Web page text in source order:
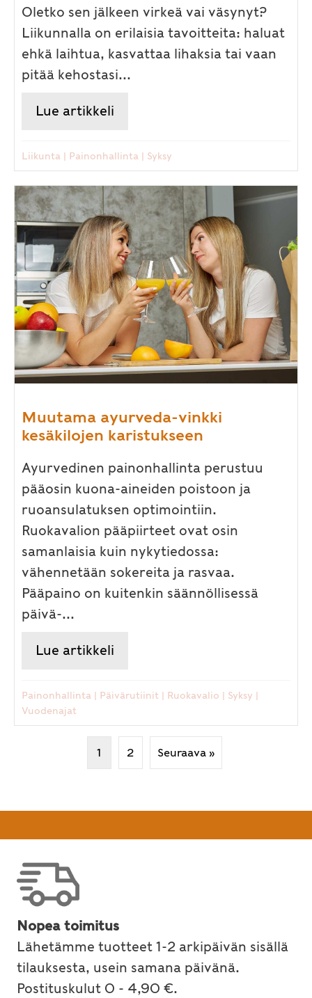
Oletko sen jälkeen virkeä vai väsynyt?
Liikunnalla on erilaisia tavoitteita: haluat
ehkä laihtua, kasvattaa lihaksia tai vaan
pitää kehostasi...
Lue artikkeli
Liikunta | Painonhallinta | Syksy
Muutama ayurveda-vinkki
kesäkilojen karistukseen
Ayurvedinen painonhallinta perustuu
pääosin kuona-aineiden poistoon ja
ruoansulatuksen optimointiin.
Ruokavalion pääpiirteet ovat osin
samanlaisia kuin nykytiedossa:
vähennetään sokereita ja rasvaa.
Pääpaino on kuitenkin säännöllisessä
päivä-...
Lue artikkeli
Painonhallinta | Päivärutiinit | Ruokavalio | Syksy |
Vuodenajat
1 2 Seuraava »
Nopea toimitus
Lähetämme tuotteet 1-2 arkipäivän sisällä
tilauksesta, usein samana päivänä.
Postituskulut 0 - 4,90 €.